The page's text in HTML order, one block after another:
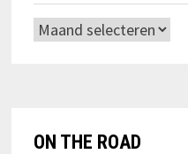
Archieven
ON THE ROAD